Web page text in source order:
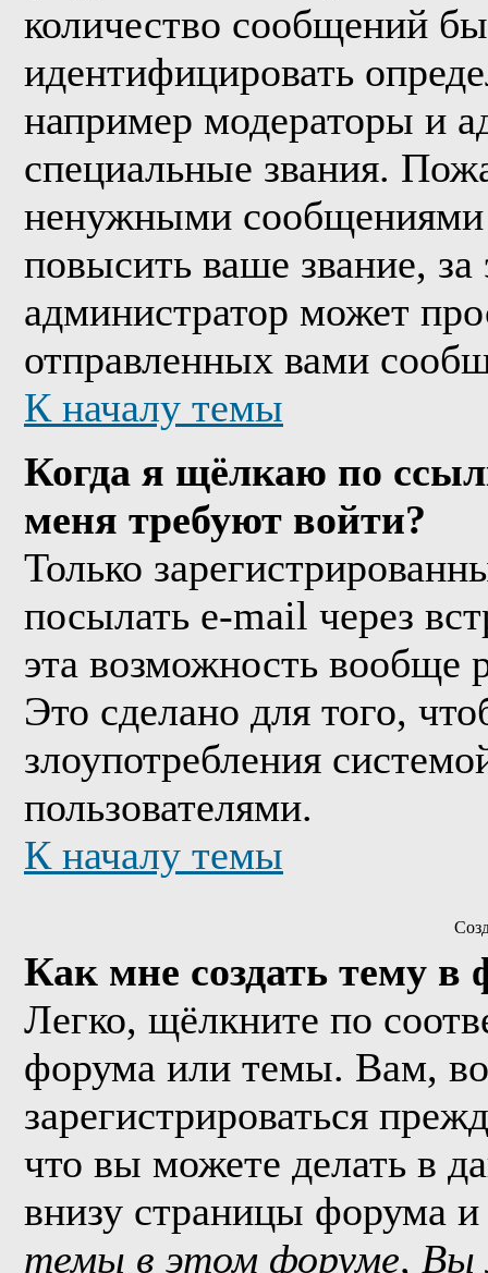
количество сообщений
идентифицировать
например модераторы и
специальные звания.
ненужными сообщениями
повысить ваше звание, за
администратор может
отправленных вами
К началу темы
Когда я щёлкаю по
меня требуют войти?
Только
посылать e-mail через
эта возможность вообще
Это сделано для того,
злоупотребления
пользователями.
К началу темы
Как мне создать тему в
Легко, щёлкните по
форума или темы. Вам,
зарегистрироваться
что вы можете делать в
внизу страницы форума
темы в этом форуме,